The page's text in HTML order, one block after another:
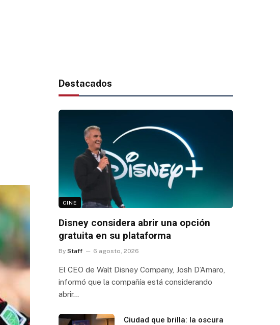
Destacados
CINE
Disney considera abrir una opción
gratuita en su plataforma
By Staff 6 agosto, 2026
El CEO de Walt Disney Company, Josh D’Amaro,
informó que la compañía está considerando
abrir…
Ciudad que brilla: la oscura